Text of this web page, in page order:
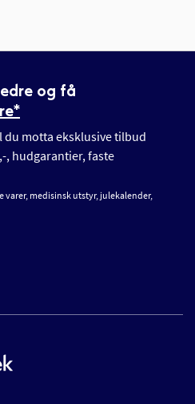
og få
du motta eksklusive tilbud
, hudgarantier, faste
varer, medisinsk utstyr, julekalender,